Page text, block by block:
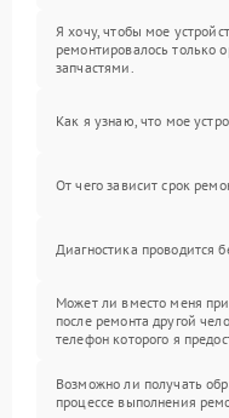
Я хочу, чтобы мое
ремонтировалось только
запчастями.
Как я узнаю, что мое
От чего зависит срок
Диагностика проводится
Может ли вместо меня
после ремонта другой
телефон которого я
Возможно ли получать
процессе выполнения